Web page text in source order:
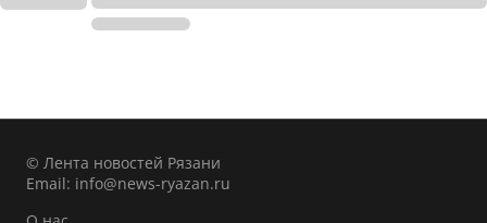
© Лента новостей Рязани
Email: info@news-ryazan.ru